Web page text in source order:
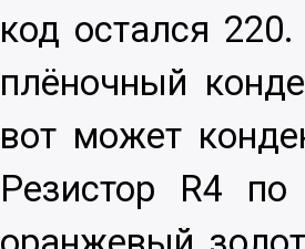
код остался
плёночный
вот может
Резистор R4